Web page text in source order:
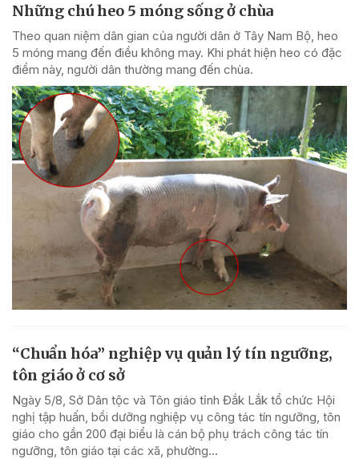
Những chú heo 5 móng sống ở chùa
Theo quan niệm dân gian của người dân ở Tây Nam Bộ, heo
5 móng mang đến điều không may. Khi phát hiện heo có đặc
điểm này, người dân thường mang đến chùa.
“Chuẩn hóa” nghiệp vụ quản lý tín ngưỡng,
tôn giáo ở cơ sở
Ngày 5/8, Sở Dân tộc và Tôn giáo tỉnh Đắk Lắk tổ chức Hội
nghị tập huấn, bồi dưỡng nghiệp vụ công tác tín ngưỡng, tôn
giáo cho gần 200 đại biểu là cán bộ phụ trách công tác tín
ngưỡng, tôn giáo tại các xã, phường...